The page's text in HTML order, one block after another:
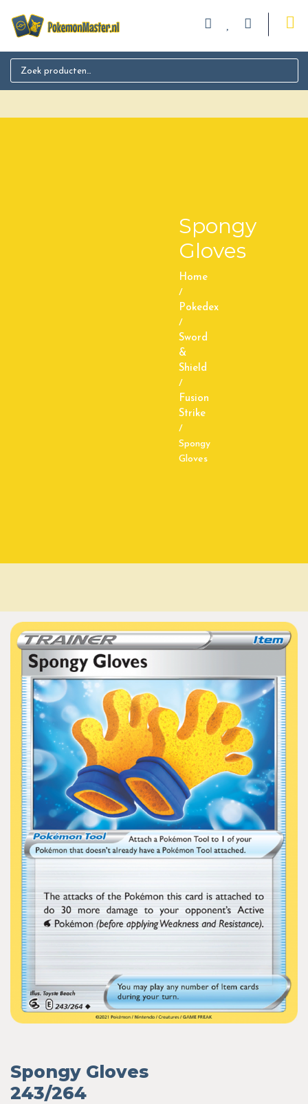
Search for:
Spongy
Gloves
Home
/
Pokedex
/
Sword
&
Shield
/
Fusion
Strike
/
Spongy
Gloves
Spongy Gloves
243/264